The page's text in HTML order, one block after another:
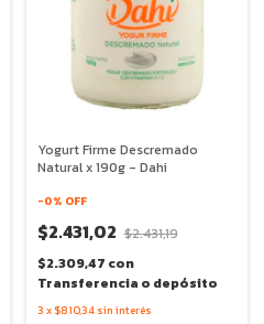
Yogurt Firme Descremado
Natural x 190g - Dahi
-0% OFF
$2.431,02 $2.431,19
$2.309,47 con
Transferencia o depósito
3 x $810,34 sin interés